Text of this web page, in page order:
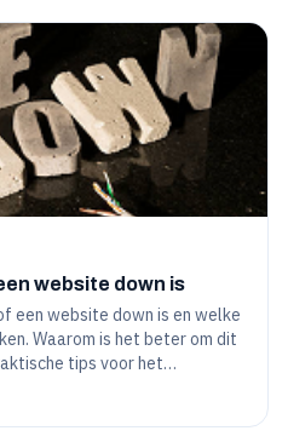
website down is
een website down is en welke
Waarom is het beter om dit
tips voor het